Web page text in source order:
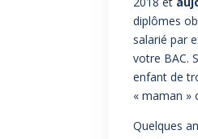
diplômes
salarié par
votre BAC.
enfant de
« maman »
Quelques